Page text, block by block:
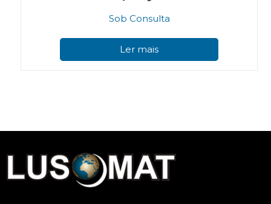
Sob Consulta
Ler mais